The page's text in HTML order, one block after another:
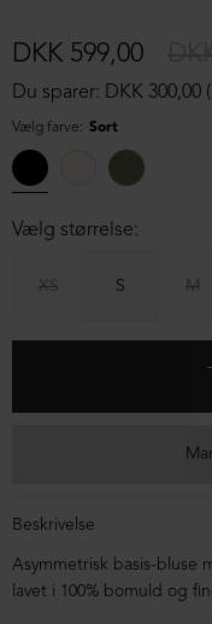
Du sparer: DKK 300,00
DKK 599,00
Vælg farve: Sort
Vælg størrelse:
XS S M
Beskrivelse
Asymmetrisk basis-bluse
lavet i 100% bomuld og